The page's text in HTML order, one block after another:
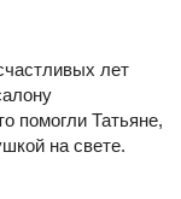
лет
помогли Татьяне,
на свете.